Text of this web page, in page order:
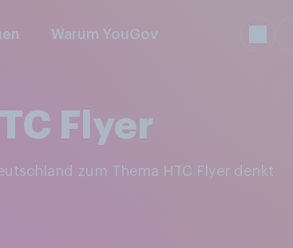
Warum YouGov
Flyer
zum Thema HTC Flyer denkt